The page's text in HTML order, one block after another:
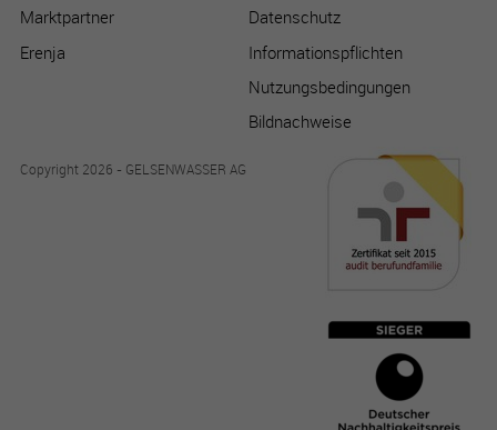
Marktpartner
Erenja
Datenschutz
Informationspflichten
Nutzungsbedingungen
Bildnachweise
Copyright 2026 - GELSENWASSER AG